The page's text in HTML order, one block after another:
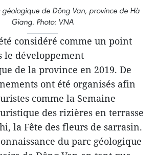
géologique de Dông Van, province de Hà
Giang. Photo: VNA
considéré comme un point
le développement
de la province en 2019. De
ont été organisés afin
comme la Semaine
des rizières en terrasse
la Fête des fleurs de sarrasin.
du parc géologique